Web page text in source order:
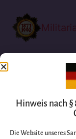
Hinweis nach
Die Website unseres